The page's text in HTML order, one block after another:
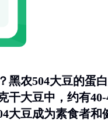
黑农504大豆的蛋
干大豆中，约有
大豆成为素食者和